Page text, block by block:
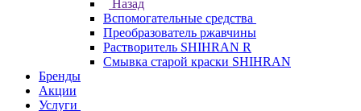
Назад
Вспомогательные средства
Преобразователь ржавчины
Растворитель SHIHRAN R
Смывка старой краски SHIHRAN
Бренды
Акции
Услуги